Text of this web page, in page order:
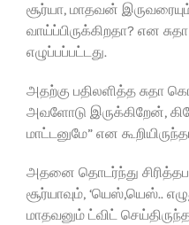
சூர்யா, மாதவன்
வாய்ப்பிருக்கிறதா? என
எழுப்பப்பட்டது.
அதற்கு பதிலளித்த சுதா
அவளோடு இருக்கிறேன்,
மாட்டனுமே” என
அதனை தொடர்ந்து
சூர்யாவும், ‘யெஸ்,யெஸ்..
மாதவனும் ட்விட்